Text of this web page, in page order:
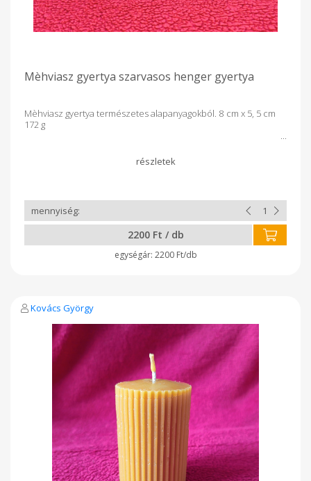
Mèhviasz gyertya szarvasos henger gyertya
Mèhviasz gyertya természetes alapanyagokból. 8 cm x 5, 5 cm
172 g
2200 Ft / db
2200 Ft/db
Kovács György